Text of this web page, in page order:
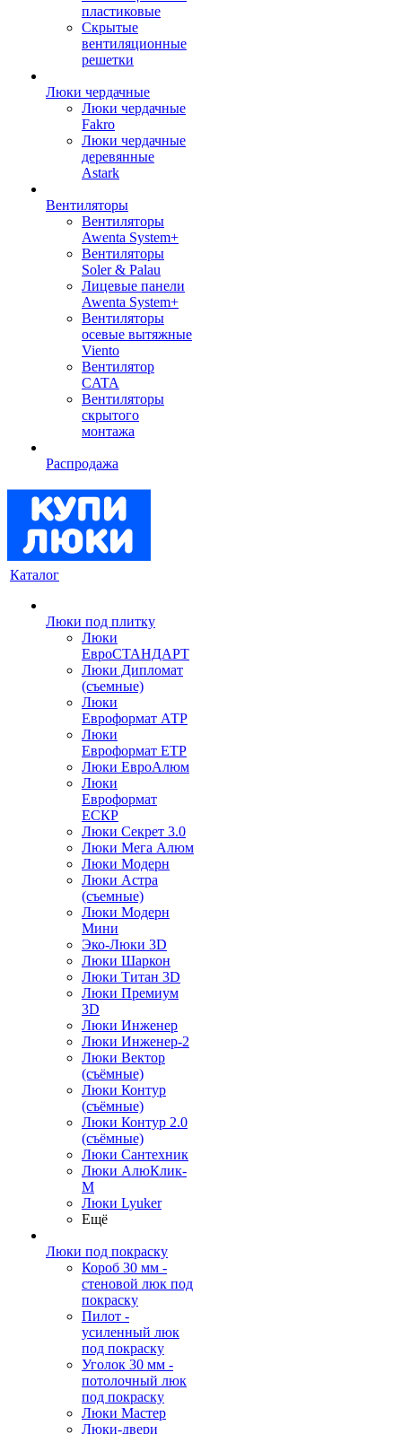
пластиковые
Скрытые
вентиляционные
решетки
Люки чердачные
Люки чердачные
Fakro
Люки чердачные
деревянные
Astark
Вентиляторы
Вентиляторы
Awenta System+
Вентиляторы
Soler & Palau
Лицевые панели
Awenta System+
Вентиляторы
осевые вытяжные
Viento
Вентилятор
CATA
Вентиляторы
скрытого
монтажа
Распродажа
Каталог
Люки под плитку
Люки
ЕвроСТАНДАРТ
Люки Дипломат
(съемные)
Люки
Евроформат АТР
Люки
Евроформат ЕТР
Люки ЕвроАлюм
Люки
Евроформат
ЕСКР
Люки Секрет 3.0
Люки Мега Алюм
Люки Модерн
Люки Астра
(съемные)
Люки Модерн
Мини
Эко-Люки 3D
Люки Шаркон
Люки Титан 3D
Люки Премиум
3D
Люки Инженер
Люки Инженер-2
Люки Вектор
(съёмные)
Люки Контур
(съёмные)
Люки Контур 2.0
(съёмные)
Люки Сантехник
Люки АлюКлик-
М
Люки Lyuker
Ещё
Люки под покраску
Короб 30 мм -
стеновой люк под
покраску
Пилот -
усиленный люк
под покраску
Уголок 30 мм -
потолочный люк
под покраску
Люки Мастер
Люки-двери